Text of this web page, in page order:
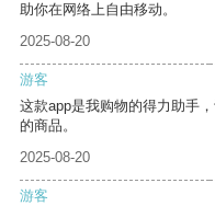
助你在网络上自由移动。
2025-08-20
游客
这款app是我购物的得力助手
的商品。
2025-08-20
游客